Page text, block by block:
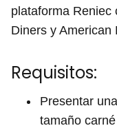
plataforma Reniec
Diners y American
Requisitos:
Presentar
tamaño